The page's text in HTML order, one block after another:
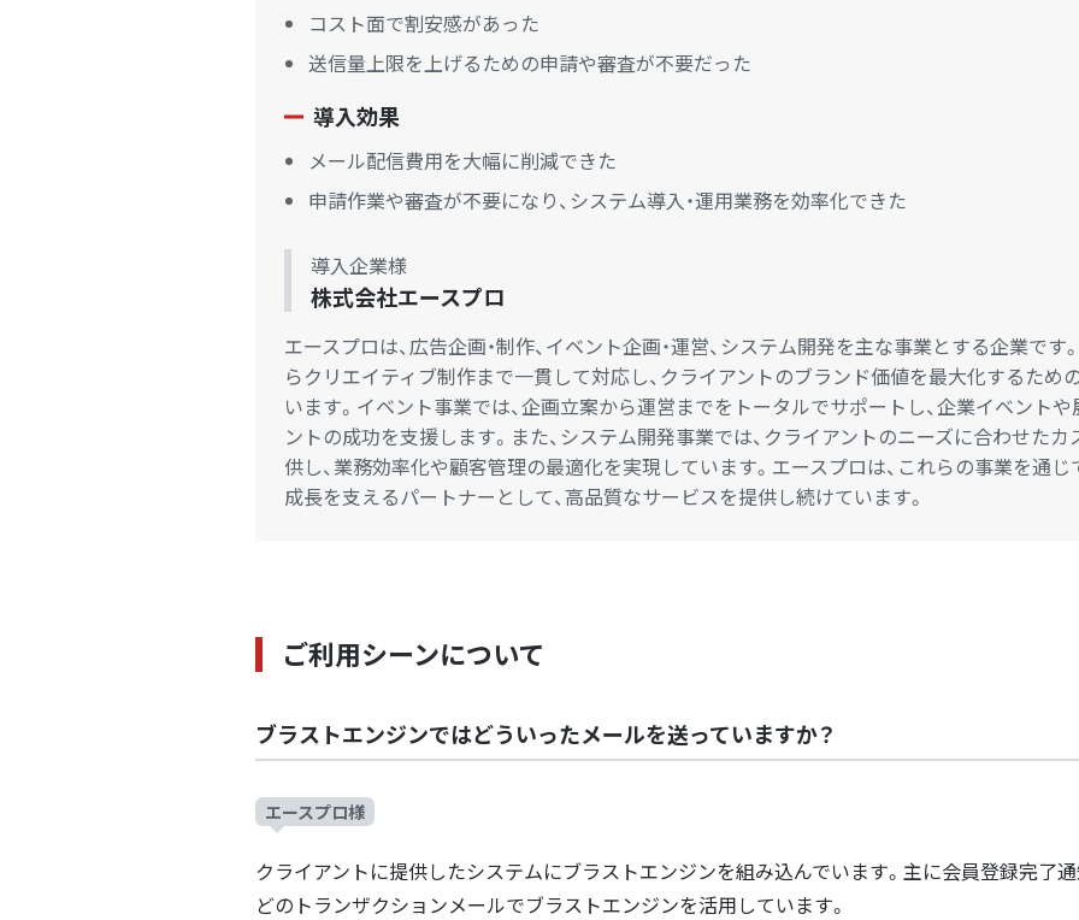
コスト面で割安感があった
送信量上限を上げるための申請や審査が不要だった
導入効果
メール配信費用を大幅に削減できた
申請作業や審査が不要になり、システム導入・運用業務を効率化できた
導入企業様
株式会社エースプロ
エースプロは、広告企画・制作、イベント企画・運営、システム開発を主な事業とする企業です
らクリエイティブ制作まで一貫して対応し、クライアントのブランド価値を最大化するため
います。イベント事業では、企画立案から運営までをトータルでサポートし、企業イベント
ントの成功を支援します。また、システム開発事業では、クライアントのニーズに合わせた
供し、業務効率化や顧客管理の最適化を実現しています。エースプロは、これらの事業を通
成長を支えるパートナーとして、高品質なサービスを提供し続けています。
ご利用シーンについて
ブラストエンジンではどういったメールを送っていますか？
エースプロ様
クライアントに提供したシステムにブラストエンジンを組み込んでいます。主に会員登録完了
どのトランザクションメールでブラストエンジンを活用しています。